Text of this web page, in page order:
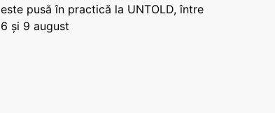
este pusă în practică la UNTOLD, între
6 și 9 august